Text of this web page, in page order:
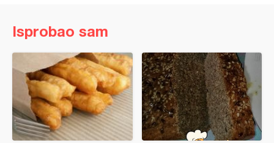
Isprobao sam